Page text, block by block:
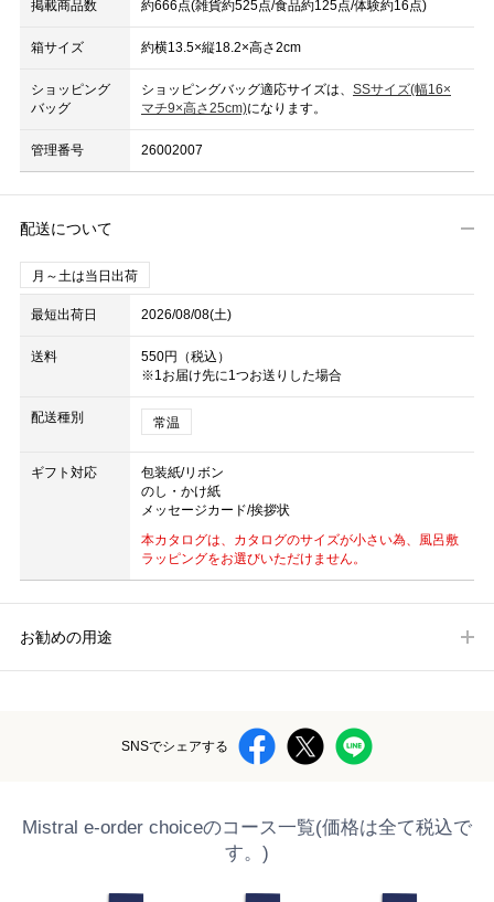
掲載商品数 約666点(雑貨約525点/食品約125点/体験約16点)
箱サイズ 約横13.5×縦18.2×高さ2cm
ショッピング
バッグ
ショッピングバッグ適応サイズは、 SSサイズ(幅16×
マチ9×高さ25cm)になります。
管理番号 26002007
配送について
月～土は当日出荷
最短出荷日 2026/08/08(土)
送料
550円（税込）
※1お届け先に1つお送りした場合
配送種別 常温
ギフト対応
包装紙/リボン
のし・かけ紙
メッセージカード/挨拶状
本カタログは、カタログのサイズが小さい為、風呂敷
ラッピングをお選びいただけません。
お勧めの用途
SNSでシェアする
Mistral e-order choiceのコース一覧(価格は全て税込で
す。)